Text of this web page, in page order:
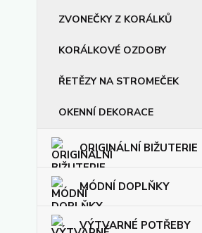
ZVONEČKY Z KORÁLKŮ
KORÁLKOVÉ OZDOBY
ŘETĚZY NA STROMEČEK
OKENNÍ DEKORACE
ORIGINÁLNÍ BIŽUTERIE
MÓDNÍ DOPLŇKY
VÝTVARNÉ POTŘEBY